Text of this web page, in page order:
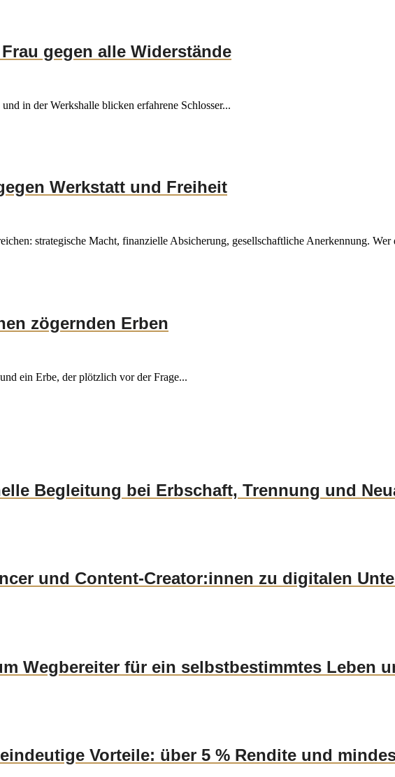
gegen alle Widerstände
in der Werkshalle blicken erfahrene Schlosser...
Werkstatt und Freiheit
strategische Macht, finanzielle Absicherung, gesellschaftliche Anerkennung. Wer
zögernden Erben
ein Erbe, der plötzlich vor der Frage...
Begleitung bei Erbschaft, Trennung und
und Content-Creator:innen zu digitalen
Wegbereiter für ein selbstbestimmtes Leben
Vorteile: über 5 % Rendite und